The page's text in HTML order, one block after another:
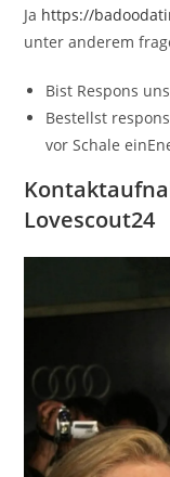
Ja https://
unter anderem
Bist Respons
Bestellst
vor Schale
Lovescout24